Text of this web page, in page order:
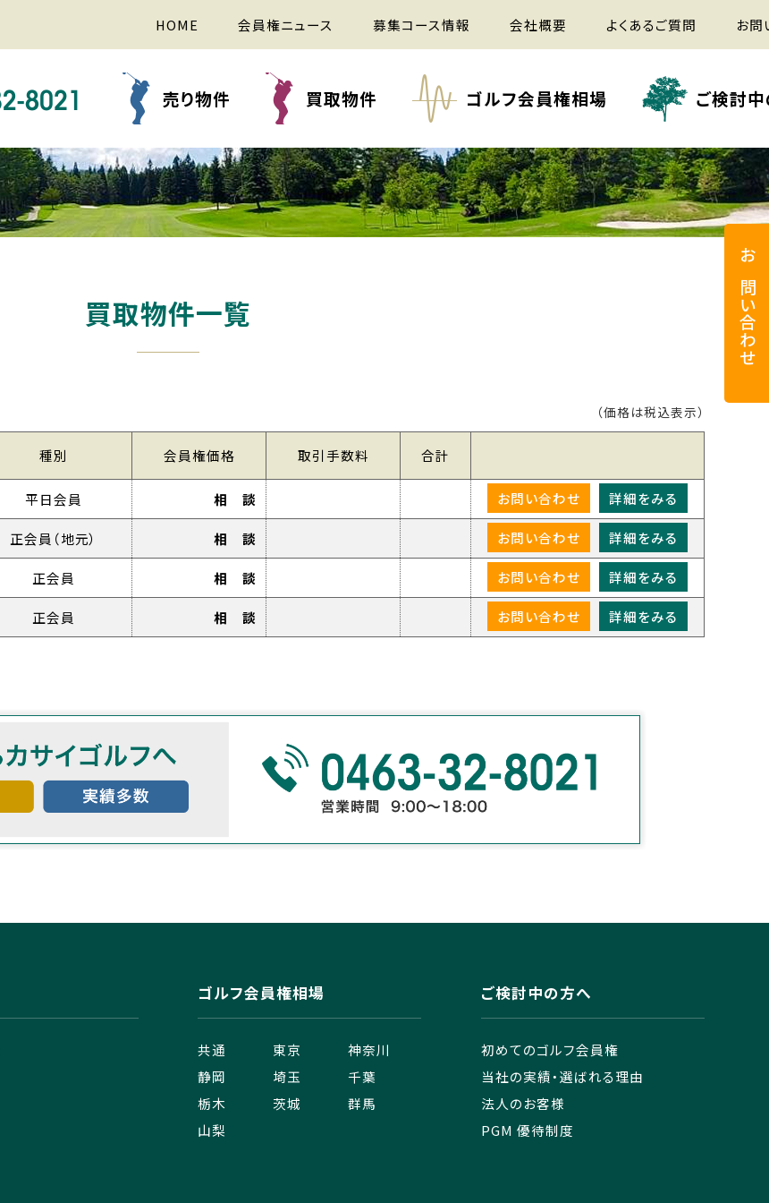
HOME 会員権ニュース 募集コース情報 会社概要 よくあるご質問 お問
売り物件 買取物件 ゴルフ会員権相場 ご検討
買取物件一覧
（価格は税込表示）
種別 会員権価格 取引手数料 合計
平日会員 相 談 お問い合わせ 詳細をみる
正会員（地元） 相 談 お問い合わせ 詳細をみる
正会員 相 談 お問い合わせ 詳細をみる
正会員 相 談 お問い合わせ 詳細をみる
お問い合わせ
ゴルフ会員権相場
共通 東京
神奈川
静岡
埼玉
千葉
栃木
茨城
群馬
山梨
ご検討中の方へ
初めてのゴルフ会員権
当社の実績・選ばれる理由
法人のお客様
PGM 優待制度